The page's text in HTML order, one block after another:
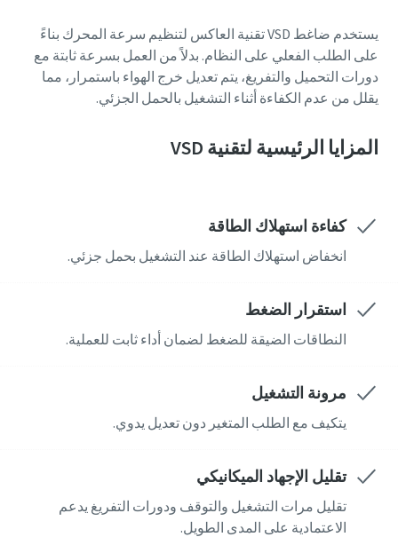
10 خطوات لإنتاج صديق للبيئة وأكثر كفاءة
اكتشف
يستخدم ضاغط VSD تقنية العاكس لتنظيم سرعة المحرك بناءً
على الطلب الفعلي على النظام. بدلاً من العمل بسرعة ثابتة مع
دورات التحميل والتفريغ، يتم تعديل خرج الهواء باستمرار، مما
يقلل من عدم الكفاءة أثناء التشغيل بالحمل الجزئي.
المزايا الرئيسية لتقنية VSD
كفاءة استهلاك الطاقة
انخفاض استهلاك الطاقة عند التشغيل بحمل جزئي.
استقرار الضغط
النطاقات الضيقة للضغط لضمان أداء ثابت للعملية.
مرونة التشغيل
يتكيف مع الطلب المتغير دون تعديل يدوي.
تقليل الإجهاد الميكانيكي
تقليل مرات التشغيل والتوقف ودورات التفريغ يدعم
الاعتمادية على المدى الطويل.